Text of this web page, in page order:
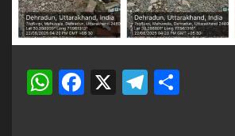
WhatsApp
Facebook
X Telegram